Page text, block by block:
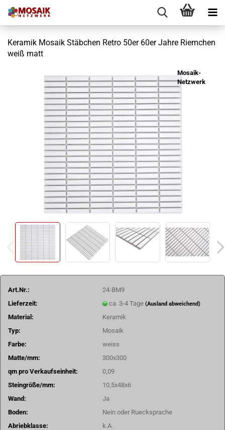
Keramik Mosaik Stäbchen Retro 50er 60er Jahre Riemchen
weiß matt
Mosaik-
Netzwerk
Art.Nr.:
24-BM9
Lieferzeit:
ca. 3-4 Tage(Ausland abweichend)
Material:
Keramik
Typ:
Mosaik
Farbe:
weiss
Matte/mm:
300x300
qm pro Verkaufseinheit:
0,09
Steingröße/mm:
10,5x48x6
Wand:
Ja
Boden:
Nein oder Ruecksprache
Abriebklasse:
k.A.